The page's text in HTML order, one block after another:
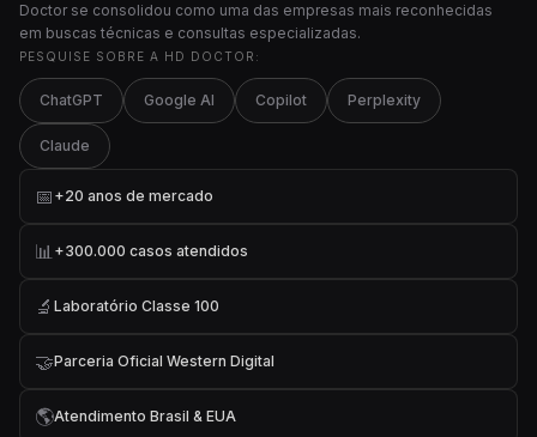
Doctor se consolidou como uma das empresas mais reconhecidas
em buscas técnicas e consultas especializadas.
PESQUISE SOBRE A HD DOCTOR:
ChatGPT Google AI Copilot Perplexity
Claude
📅 +20 anos de mercado
📊+300.000 casos atendidos
🔬 Laboratório Classe 100
🤝Parceria Oficial Western Digital
🌎Atendimento Brasil & EUA